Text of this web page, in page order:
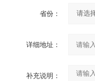
省份：
详细地址：
补充说明：